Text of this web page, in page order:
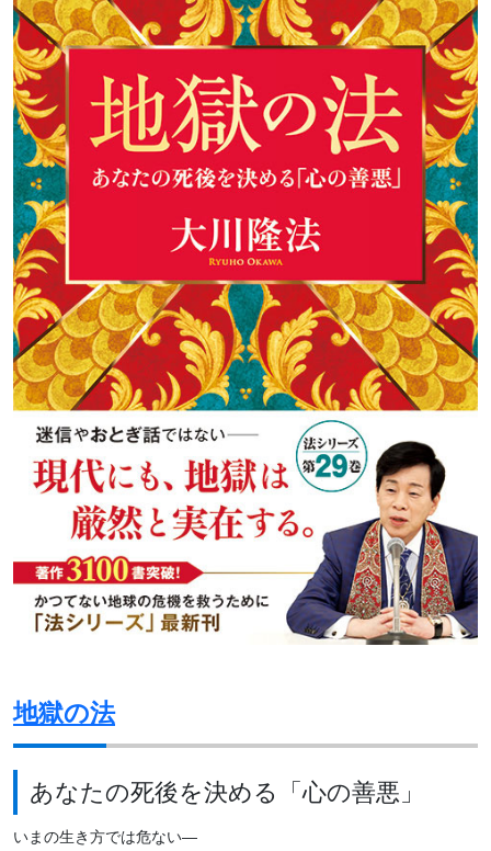
地獄の法
あなたの死後を決める「心の善悪」
いまの生き方では危ない―